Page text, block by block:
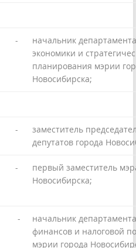
-
начальник департамента
экономики и
планирования мэрии
Новосибирска;
-
заместитель
депутатов города
-
первый заместитель
Новосибирска;
-
начальник департамента
финансов и налоговой
мэрии города